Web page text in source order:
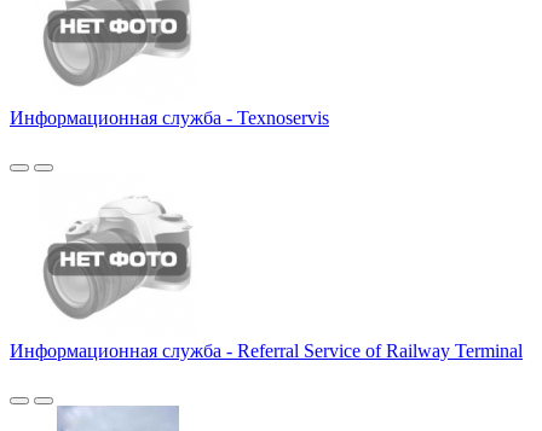
Информационная служба - Texnoservis
Информационная служба - Referral Service of Railway Terminal